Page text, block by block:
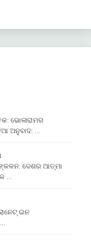
ଭୋଳାରାମର
ଅନୁବାଦ: …
ଦେଶର ଆତ୍ମା
…
ଇନ